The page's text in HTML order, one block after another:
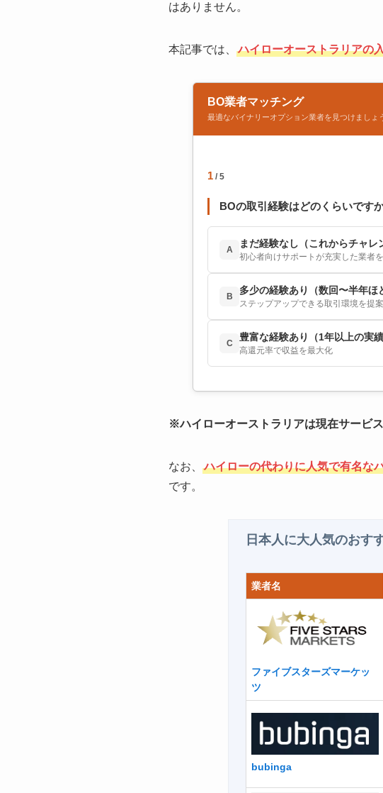
はありません。
本記事では、 ハイローオーストラリアの
BO業者マッチング
最適なバイナリーオプション業者を見つけましょ
1 / 5
BOの取引経験はどのくらいです
A
まだ経験なし（これからチャレ
初心者向けサポートが充実した業者
B
多少の経験あり（数回〜半年ほ
ステップアップできる取引環境を提案
C
豊富な経験あり（1年以上の実績
高還元率で収益を最大化
※ハイローオーストラリアは現在サービ
なお、
ハイローの代わりに人気で有名な
です。
日本人に大人気のおす
業者名
ファイブスターズマーケッ
ツ
bubinga